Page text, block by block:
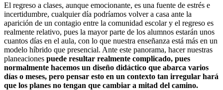
El regreso a clases, aunque emocionante, es una fuente de estrés e
incertidumbre, cualquier día podríamos volver a casa ante la
aparición de un contagio entre la comunidad escolar y el regreso es
realmente relativo, pues la mayor parte de los alumnos estarán unos
cuantos días en el aula, con lo que nuestra enseñanza está más en un
modelo híbrido que presencial. Ante este panorama, hacer nuestras
planeaciones puede resultar realmente complicado, pues
normalmente hacemos un diseño didáctico que abarca varios
días o meses, pero pensar esto en un contexto tan irregular hará
que los planes no tengan que cambiar a mitad del camino.